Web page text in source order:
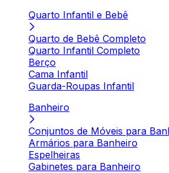
Quarto Infantil e Bebê
Quarto de Bebê Completo
Quarto Infantil Completo
Berço
Cama Infantil
Guarda-Roupas Infantil
Banheiro
Conjuntos de Móveis para
Armários para Banheiro
Espelheiras
Gabinetes para Banheiro